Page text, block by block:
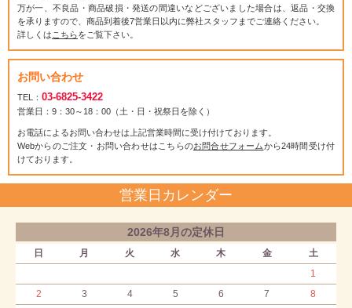
万が一、不良品・商品破損・発送の間違いなどございました場合は、返品・交換
を承りますので、商品到着後7営業日以内に弊社スタッフまでご連絡ください。
詳しくは こちらをご覧下さい。
お問い合わせ
TEL： 03-6825-3422
営業日：9：30～18：00（土・日・祝祭日を除く）
お電話によるお問い合わせは上記営業時間に受け付けております。
Webからのご注文・お問い合わせはこちらのお問合せフォームから24時間受け付
けております。
営業日カレンダー
2026年8月の定休日
日 月 火 水 木 金
土
1
2
3 4 5 6 7
8